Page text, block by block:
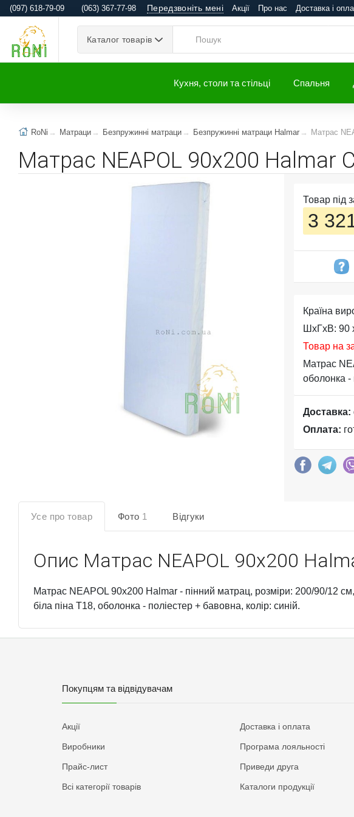
(097) 618-79-09 (063) 367-77-98 Передзвоніть мені Акції Про нас Доставка і
Каталог товарів
Кухня, столи та стільці Спальня
RoNi Матраци Безпружинні матраци Безпружинні матраци Halmar Матрас
Матрас NEAPOL 90x200 Halmar
Товар під
3
Країна
ШхГхВ: 90
Товар на
Матрас
оболонка -
Доставка:
Оплата:
Усе про товар Фото 1 Відгуки
Опис Матрас NEAPOL 90x200
Матрас NEAPOL 90x200 Halmar - пінний матрац, розміри: 200/90/12
біла піна T18, оболонка - поліестер + бавовна, колір: синій.
Покупцям та відвідувачам
Акції
Виробники
Прайс-лист
Всі категорії товарів
Доставка і оплата
Програма лояльності
Приведи друга
Каталоги продукції